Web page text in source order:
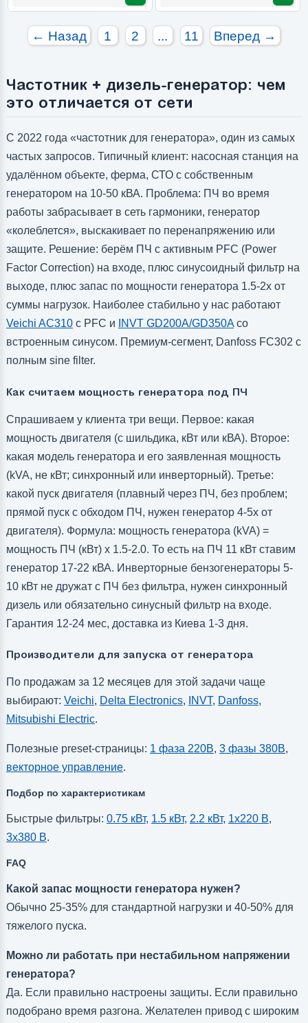
← Назад 1 2 ... 11 Вперед →
Частотник + дизель-генератор: чем
это отличается от сети
С 2022 года «частотник для генератора», один из самых
частых запросов. Типичный клиент: насосная станция на
удалённом объекте, ферма, СТО с собственным
генератором на 10-50 кВА. Проблема: ПЧ во время
работы забрасывает в сеть гармоники, генератор
«колеблется», выскакивает по перенапряжению или
защите. Решение: берём ПЧ с активным PFC (Power
Factor Correction) на входе, плюс синусоидный фильтр на
выходе, плюс запас по мощности генератора 1.5-2x от
суммы нагрузок. Наиболее стабильно у нас работают
Veichi AC310с PFC и INVT GD200A/GD350Aсо
встроенным синусом. Премиум-сегмент, Danfoss FC302 с
полным sine filter.
Как считаем мощность генератора под ПЧ
Спрашиваем у клиента три вещи. Первое: какая
мощность двигателя (с шильдика, кВт или кВА). Второе:
какая модель генератора и его заявленная мощность
(kVA, не кВт; синхронный или инверторный). Третье:
какой пуск двигателя (плавный через ПЧ, без проблем;
прямой пуск с обходом ПЧ, нужен генератор 4-5x от
двигателя). Формула: мощность генератора (kVA) =
мощность ПЧ (кВт) x 1.5-2.0. То есть на ПЧ 11 кВт ставим
генератор 17-22 кВА. Инверторные бензогенераторы 5-
10 кВт не дружат с ПЧ без фильтра, нужен синхронный
дизель или обязательно синусный фильтр на входе.
Гарантия 12-24 мес, доставка из Киева 1-3 дня.
Производители для запуска от генератора
По продажам за 12 месяцев для этой задачи чаще
выбирают: Veichi, Delta Electronics, INVT, Danfoss,
Mitsubishi Electric.
Полезные preset-страницы: 1 фаза 220В, 3 фазы 380В,
векторное управление.
Подбор по характеристикам
Быстрые фильтры: 0.75 кВт, 1.5 кВт, 2.2 кВт, 1x220 В,
3x380 В.
FAQ
Какой запас мощности генератора нужен?
Обычно 25-35% для стандартной нагрузки и 40-50% для
тяжелого пуска.
Можно ли работать при нестабильном напряжении
генератора?
Да. Если правильно настроены защиты. Если правильно
подобрано время разгона. Желателен привод с широким